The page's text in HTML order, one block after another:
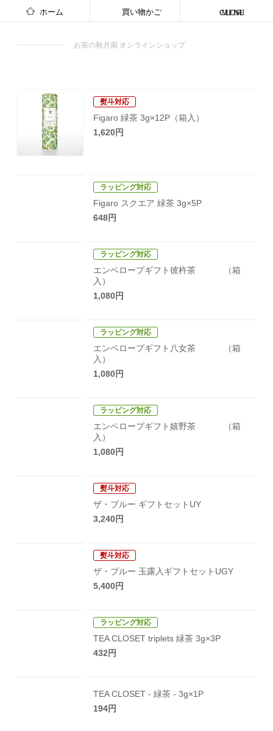
ホーム 買い物かご MENU
CLOSE
お茶の秋月園 オンラインショップ
熨斗対応
Figaro 緑茶 3g×12P（箱入）
1,620円
ラッピング対応
Figaro スクエア 緑茶 3g×5P
648円
ラッピング対応
エンベロープギフト彼杵茶 （箱
入）
1,080円
ラッピング対応
エンベロープギフト八女茶 （箱
入）
1,080円
ラッピング対応
エンベロープギフト嬉野茶 （箱
入）
1,080円
熨斗対応
ザ・ブルー ギフトセットUY
3,240円
熨斗対応
ザ・ブルー 玉露入ギフトセットUGY
5,400円
ラッピング対応
TEA CLOSET triplets 緑茶 3g×3P
432円
TEA CLOSET - 緑茶 - 3g×1P
194円